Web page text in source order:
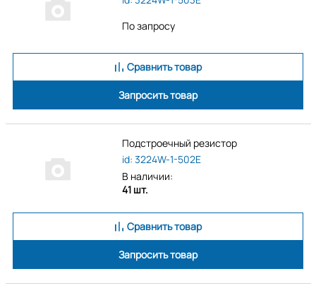
По запросу
Сравнить товар
Запросить товар
Подстроечный резистор
id: 3224W-1-502E
В наличии:
41 шт.
Сравнить товар
Запросить товар